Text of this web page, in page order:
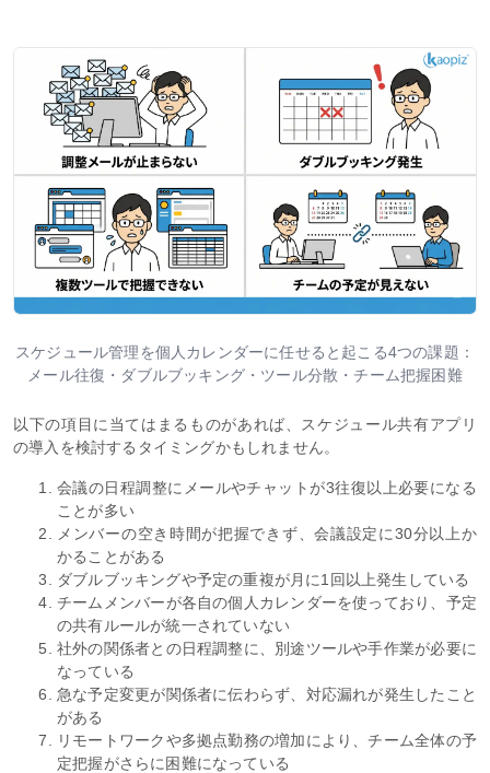
スケジュール管理を個人カレンダーに任せると起こる4つの課題：
メール往復・ダブルブッキング・ツール分散・チーム把握困難
以下の項目に当てはまるものがあれば、スケジュール共有アプリ
の導入を検討するタイミングかもしれません。
会議の日程調整にメールやチャットが3往復以上必要になる
ことが多い
メンバーの空き時間が把握できず、会議設定に30分以上か
かることがある
ダブルブッキングや予定の重複が月に1回以上発生している
チームメンバーが各自の個人カレンダーを使っており、予定
の共有ルールが統一されていない
社外の関係者との日程調整に、別途ツールや手作業が必要に
なっている
急な予定変更が関係者に伝わらず、対応漏れが発生したこと
がある
リモートワークや多拠点勤務の増加により、チーム全体の予
定把握がさらに困難になっている